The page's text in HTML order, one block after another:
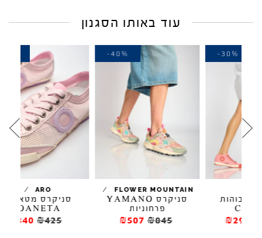
עוד באותו הסגנון
FLOWER MOUNTAIN
/
סניקרס YAMANO
פרחוניות
₪507
-40%
סניקרס מטאליות
JOANETA
₪340
-20%